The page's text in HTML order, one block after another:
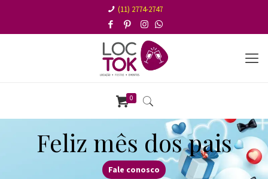
(11) 2774-2747
0
Feliz mês dos pais
Fale conosco